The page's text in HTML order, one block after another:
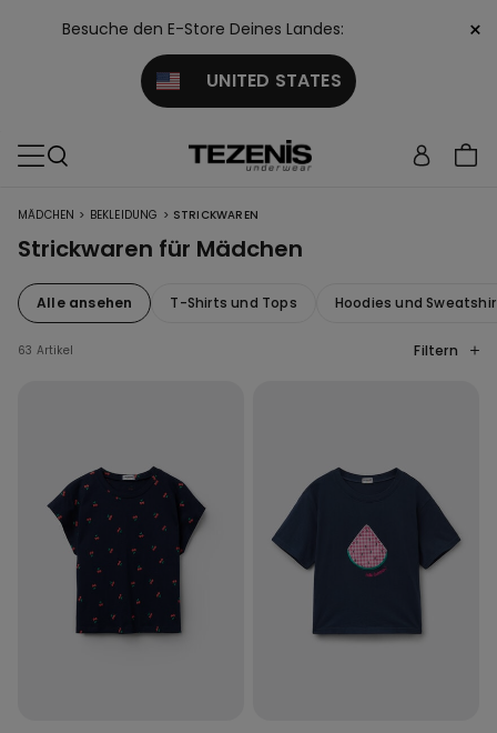
Besuche den E-Store Deines Landes:
UNITED STATES
×
MÄDCHEN > BEKLEIDUNG > STRICKWAREN
Strickwaren für Mädchen
Alle ansehen T-Shirts und Tops Hoodies und
63 Artikel Filtern